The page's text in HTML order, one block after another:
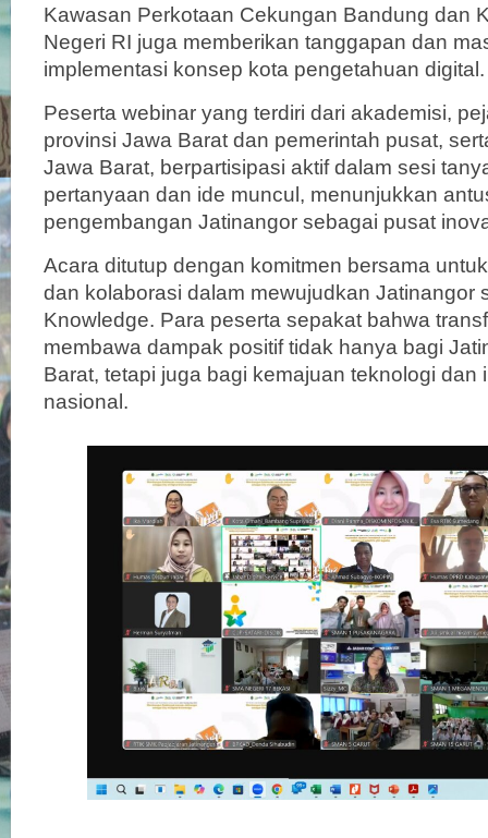
Kawasan Perkotaan Cekungan Bandung dan
Negeri RI juga memberikan tanggapan dan
implementasi konsep kota pengetahuan digital.
Peserta webinar yang terdiri dari akademisi,
provinsi Jawa Barat dan pemerintah pusat,
Jawa Barat, berpartisipasi aktif dalam sesi
pertanyaan dan ide muncul, menunjukkan
pengembangan Jatinangor sebagai pusat
Acara ditutup dengan komitmen bersama
dan kolaborasi dalam mewujudkan Jatinangor
Knowledge. Para peserta sepakat bahwa
membawa dampak positif tidak hanya bagi
Barat, tetapi juga bagi kemajuan teknologi dan
nasional.